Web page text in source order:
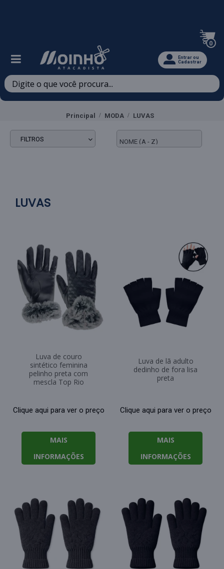
0
Entrar ou
Cadastrar
Principal MODA LUVAS
FILTROS
LUVAS
Luva de couro
sintético feminina
pelinho preta com
mescla Top Rio
Clique aqui para ver o preço
MAIS
INFORMAÇÕES
Luva de lã adulto
dedinho de fora lisa
preta
Clique aqui para ver o preço
MAIS
INFORMAÇÕES